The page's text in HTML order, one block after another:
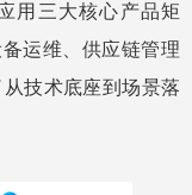
用三大核心产品矩
运维、供应链管理
技术底座到场景落